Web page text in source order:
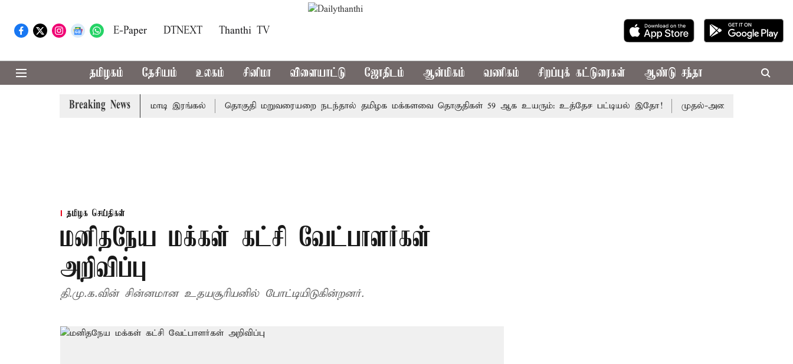
E-Paper DTNEXT Thanthi TV
தமிழகம் தேசியம் உலகம் சினிமா விளையாட்டு ஜோதிடம் ஆன்மிகம் வணிகம் சிறப்புக் கட்டுரைகள் ஆண்டு சந்தா
Breaking News
7 பேர் பலி - பிரதமர் மோடி இரங்கல் தொகுதி மறுவரையறை நடந்தால் தமிழக மக்களவை தொகுதிகள் 59 ஆக உயரும்: உத்தேச பட்டியல் இதோ! முதல்-அமைச்சர் விஜய்
தமிழக செய்திகள்
மனிதநேய மக்கள் கட்சி வேட்பாளர்கள்
அறிவிப்பு
தி.மு.க.வின் சின்னமான உதயசூரியனில் போட்டியிடுகின்றனர்.